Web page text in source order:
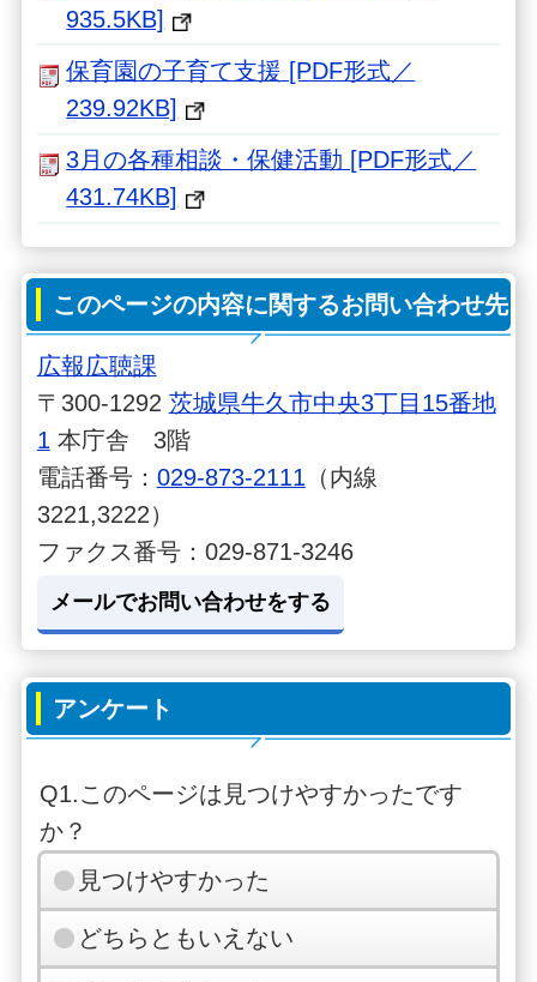
935.5KB]
保育園の子育て支援 [PDF形式／
239.92KB]
3月の各種相談・保健活動 [PDF形式／
431.74KB]
このページの内容に関するお問い合わせ先
広報広聴課
〒300-1292 茨城県牛久市中央3丁目15番地
1 本庁舎 3階
電話番号： 029-873-2111 （内線
3221,3222）
ファクス番号：029-871-3246
メールでお問い合わせをする
アンケート
Q1.このページは見つけやすかったです
か？
見つけやすかった
どちらともいえない